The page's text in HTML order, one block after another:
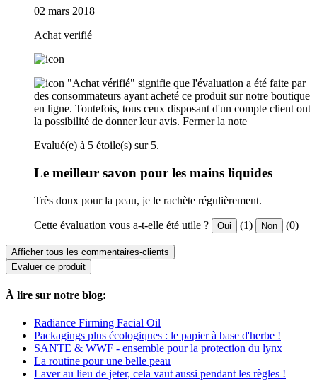
02 mars 2018
Achat verifié
"Achat vérifié" signifie que l'évaluation a été faite par
des consommateurs ayant acheté ce produit sur notre boutique
en ligne. Toutefois, tous ceux disposant d'un compte client ont
la possibilité de donner leur avis. Fermer la note
Evalué(e) à 5 étoile(s) sur 5.
Le meilleur savon pour les mains liquides
Très doux pour la peau, je le rachète régulièrement.
Cette évaluation vous a-t-elle été utile ? Oui (1) Non (0)
Afficher tous les commentaires-clients
Evaluer ce produit
À lire sur notre blog:
Radiance Firming Facial Oil
Packagings plus écologiques : le papier à base d'herbe !
SANTE & WWF - ensemble pour la protection du lynx
La routine pour une belle peau
Laver au lieu de jeter, cela vaut aussi pendant les règles !